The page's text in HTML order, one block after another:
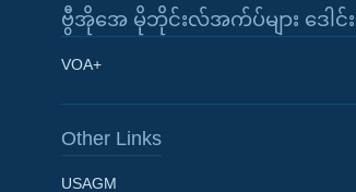
Learning English
ဗွီအိုအေ မိုဘိုင်းလ်အက်ပ်များ ဒေါ
VOA+
Other Links
USAGM